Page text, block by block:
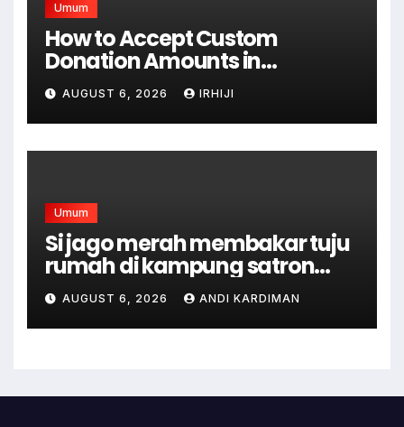
Umum
How to Accept Custom
Donation Amounts in
WordPress with Stripe
AUGUST 6, 2026 IRHIJI
Umum
Si jago merah membakar tuju
rumah di kampung satron
sodonghilir .
AUGUST 6, 2026 ANDI KARDIMAN